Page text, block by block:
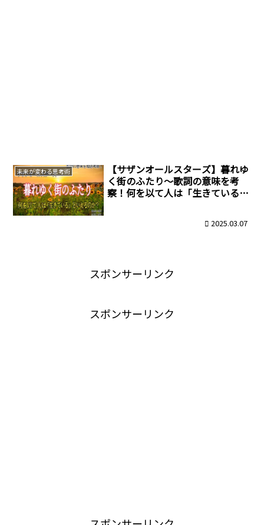
未来が変わる思考術
【サザンオールスターズ】暮れゆ
く街のふたり～歌詞の意味を考
察！何を以て人は「生きている」
2025.03.07
スポンサーリンク
スポンサーリンク